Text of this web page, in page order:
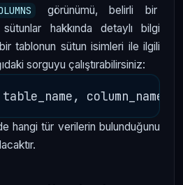
görünümü, belirli bir
hakkında detaylı bilgi
tablonun sütun isimleri ile ilgili
sorguyu çalıştırabilirsiniz:
hangi tür verilerin bulunduğunu